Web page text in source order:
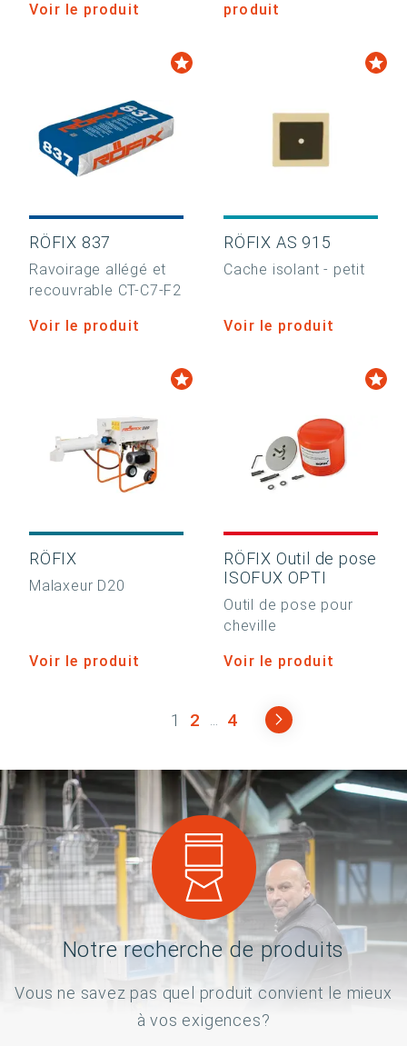
Voir le produit
produit
RÖFIX 837
Ravoirage allégé et
recouvrable CT-C7-F2
Voir le produit
RÖFIX AS 915
Cache isolant - petit
Voir le produit
RÖFIX
Malaxeur D20
Voir le produit
RÖFIX Outil de pose
ISOFUX OPTI
Outil de pose pour
cheville
Voir le produit
1 2 ... 4
Notre recherche de produits
Vous ne savez pas quel produit convient le mieux
à vos exigences?